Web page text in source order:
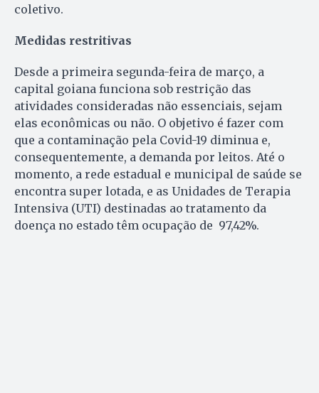
coletivo.
Medidas restritivas
Desde a primeira segunda-feira de março, a
capital goiana funciona sob restrição das
atividades consideradas não essenciais, sejam
elas econômicas ou não. O objetivo é fazer com
que a contaminação pela Covid-19 diminua e,
consequentemente, a demanda por leitos. Até o
momento, a rede estadual e municipal de saúde se
encontra super lotada, e as Unidades de Terapia
Intensiva (UTI) destinadas ao tratamento da
doença no estado têm ocupação de 97,42%.